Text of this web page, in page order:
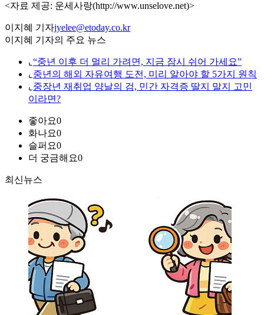
<자료 제공: 운세사랑(http://www.unselove.net)>
이지혜 기자jyelee@etoday.co.kr
이지혜 기자의 주요 뉴스
⌞ “중년 이후 더 멀리 가려면, 지금 잠시 쉬어 가세요”
⌞ 중년의 해외 자유여행 도전, 미리 알아야 할 5가지 원칙
⌞ 중장년 재취업 양날의 검, 민간 자격증 딸지 말지 고민
이라면?
좋아요0
화나요0
슬퍼요0
더 궁금해요0
최신뉴스